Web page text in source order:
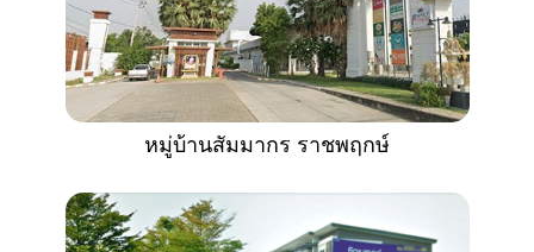
หมู่บ้านสัมมากร ราชพฤกษ์